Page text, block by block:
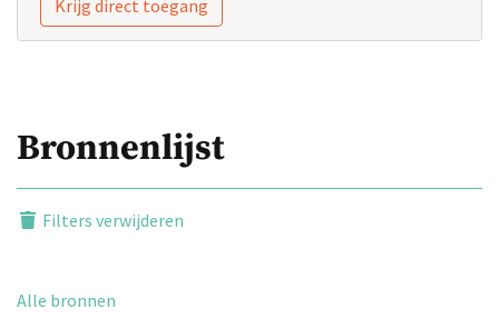
Krijg direct toegang
Bronnenlijst
Filters verwijderen
Alle bronnen